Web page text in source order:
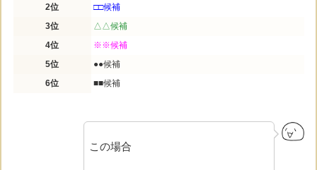
2位
□□候補
3位
△△候補
4位
※※候補
5位
●●候補
6位
■■候補
この場合